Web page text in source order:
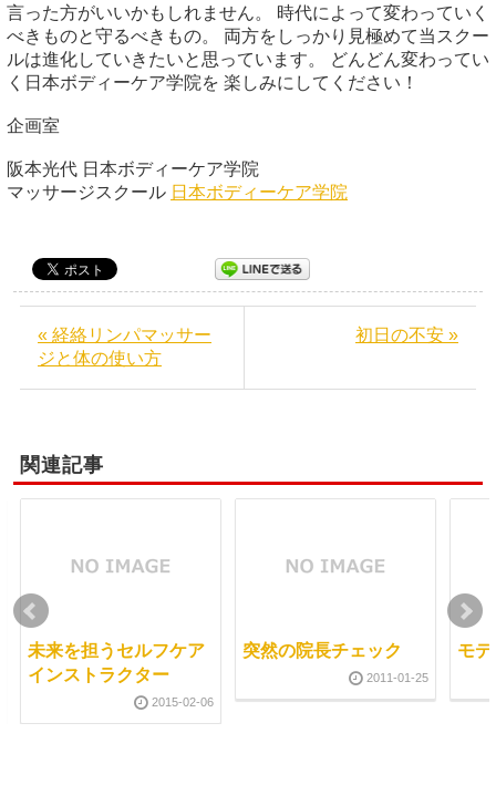
言った方がいいかもしれません。 時代によって変わっていく
べきものと守るべきもの。 両方をしっかり見極めて当スクー
ルは進化していきたいと思っています。 どんどん変わってい
く日本ボディーケア学院を 楽しみにしてください！
企画室
阪本光代 日本ボディーケア学院
マッサージスクール 日本ボディーケア学院
« 経絡リンパマッサー
ジと体の使い方
初日の不安 »
関連記事
未来を担うセルフケア
インストラクター
2015-02-06
突然の院長チェック
2011-01-25
モ